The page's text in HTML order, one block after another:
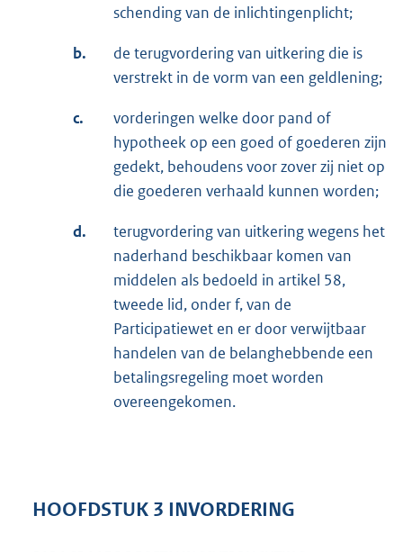
schending van de inlichtingenplicht;
b.
de terugvordering van uitkering die is
verstrekt in de vorm van een geldlening;
c.
vorderingen welke door pand of
hypotheek op een goed of goederen zijn
gedekt, behoudens voor zover zij niet op
die goederen verhaald kunnen worden;
d.
terugvordering van uitkering wegens het
naderhand beschikbaar komen van
middelen als bedoeld in artikel 58,
tweede lid, onder f, van de
Participatiewet en er door verwijtbaar
handelen van de belanghebbende een
betalingsregeling moet worden
overeengekomen.
HOOFDSTUK 3 INVORDERING